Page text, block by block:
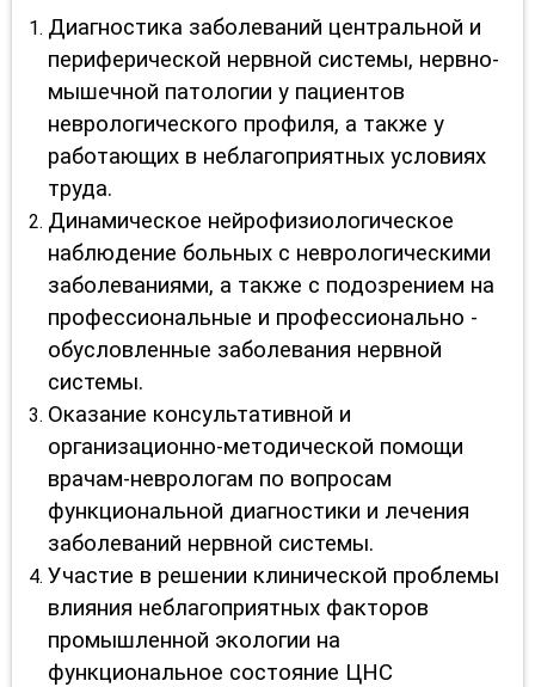
Диагностика заболеваний центральной и
периферической нервной системы, нервно-
мышечной патологии у пациентов
неврологического профиля, а также у
работающих в неблагоприятных условиях
труда.
Динамическое нейрофизиологическое
наблюдение больных с неврологическими
заболеваниями, а также с подозрением на
профессиональные и профессионально -
обусловленные заболевания нервной
системы.
Оказание консультативной и
организационно-методической помощи
врачам-неврологам по вопросам
функциональной диагностики и лечения
заболеваний нервной системы.
Участие в решении клинической проблемы
влияния неблагоприятных факторов
промышленной экологии на
функциональное состояние ЦНС